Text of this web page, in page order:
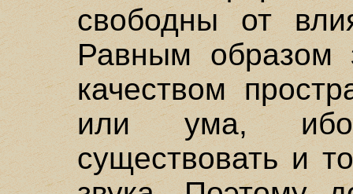
свободны от
Равным образом
качеством
или ума, ибо
существовать и